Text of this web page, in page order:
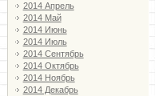
2014 Апрель
2014 Май
2014 Июнь
2014 Июль
2014 Сентябрь
2014 Октябрь
2014 Ноябрь
2014 Декабрь